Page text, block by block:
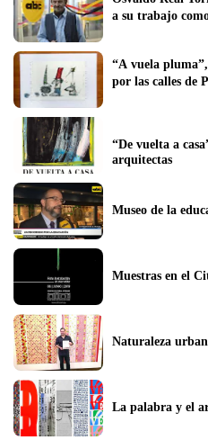
a su trabajo
“A vuela
por las calles de
“De vuelta a
arquitectas
Museo de la
Muestras en el
Naturaleza
La palabra y el